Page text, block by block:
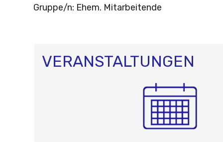
Gruppe/n: Ehem. Mitarbeitende
VERANSTALTUNGEN